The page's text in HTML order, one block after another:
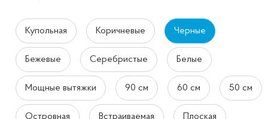
Купольная Коричневые Черные
Бежевые Серебристые Белые
Мощные вытяжки 90 см 60 см 50 см
Островная Встраиваемая Плоская